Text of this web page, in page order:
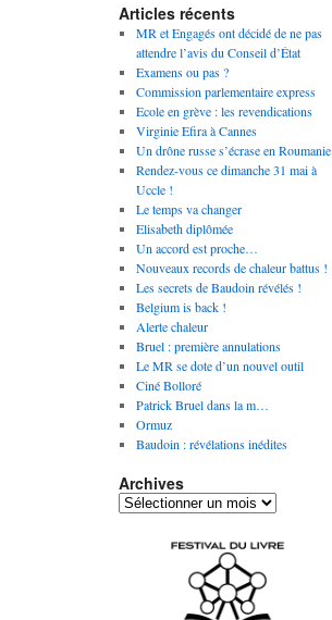
Articles récents
MR et Engagés ont décidé de ne pas
attendre l’avis du Conseil d’État
Examens ou pas ?
Commission parlementaire express
Ecole en grève : les revendications
Virginie Efira à Cannes
Un drône russe s’écrase en Roumanie
Rendez-vous ce dimanche 31 mai à
Uccle !
Le temps va changer
Elisabeth diplômée
Un accord est proche…
Nouveaux records de chaleur battus !
Les secrets de Baudoin révélés !
Belgium is back !
Alerte chaleur
Bruel : première annulations
Le MR se dote d’un nouvel outil
Ciné Bolloré
Patrick Bruel dans la m…
Ormuz
Baudoin : révélations inédites
Archives